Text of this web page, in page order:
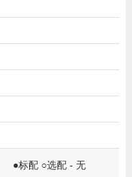
●标配 ○选配 - 无